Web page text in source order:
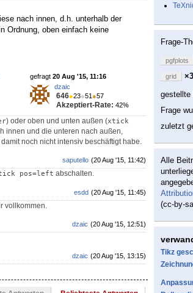
nach innen, d.h. unterhalb der
Ordnung, oben einfach keine
gefragt 20 Aug '15, 11:16
dzaic
646●23●51 ●57
Akzeptiert-Rate: 42%
) oder oben und unten außen (xtick
innen und die unteren nach außen,
noch nicht intensiv beschäftigt habe.
(20 Aug '15, 11:42)
saputello
pos=left abschalten.
(20 Aug '15, 11:45)
esdd
vollkommen.
(20 Aug '15, 12:51)
dzaic
(20 Aug '15, 13:15)
dzaic
Frage-
pgfplots
grid
×3
gestellte
Frage
zuletzt
Alle
(cc-by-
Tikz